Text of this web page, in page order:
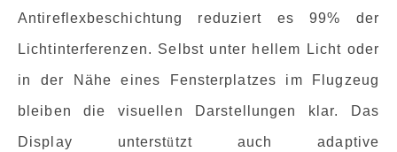
Antireflexbeschichtung reduziert es 99% der
Lichtinterferenzen. Selbst unter hellem Licht oder
in der Nähe eines Fensterplatzes im Flugzeug
bleiben die visuellen Darstellungen klar. Das
Display unterstützt auch adaptive